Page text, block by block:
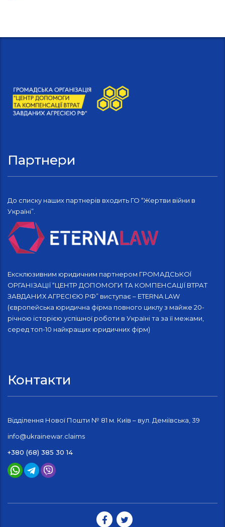
Партнери
До списку наших партнерів входить ГО “Жертви війни в
Україні”.
Ексклюзивним юридичним партнером ГРОМАДСЬКОЇ
ОРГАНІЗАЦІЇ “ЦЕНТР ДОПОМОГИ ТА КОМПЕНСАЦІЇ ВТРАТ
ЗАВДАНИХ АГРЕСІЄЮ РФ” виступає – ETERNA LAW
(європейська юридична фірма повного циклу з майже 20-
річною історією успішної роботи в Україні та за її межами,
серед топ-10 найкращих юридичних фірм)
Контакти
Відділення Нової Пошти № 81 м. Київ – вул. Деміївська, 39
info@ukrainewar.claims
+380 (68) 385 30 14